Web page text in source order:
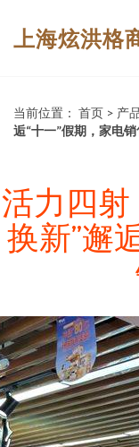
上海炫洪格
当前位置： 首页 > 产
逅“十一”假期，家电
活力四射
换新”邂